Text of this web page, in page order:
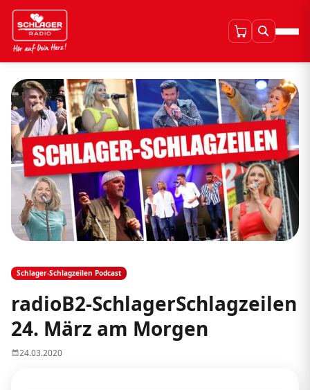
Schlager-Schlagzeilen Podcast
radioB2-SchlagerSchlagzeilen
24. März am Morgen
24.03.2020